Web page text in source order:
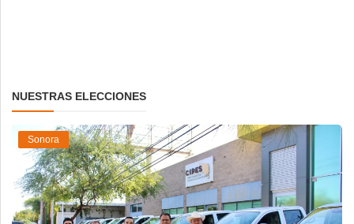
NUESTRAS ELECCIONES
Sonora